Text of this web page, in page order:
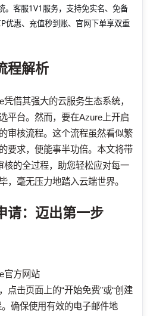
。客服1V1服务，支持免实名、免备
优惠、充值秒到账、官网下单享双重
程解析
借其强大的云服务生态系统，
平台。然而，要在Azure上开启
审核流程。这个流程虽然看似繁
要求，便能事半功倍。本文将带
核的全过程，助您轻松应对每一
，毫无压力地踏入云端世界。
请：迈出第一步
官方网站
点击页面上的“开始免费”或“创建
确保使用有效的电子邮件地